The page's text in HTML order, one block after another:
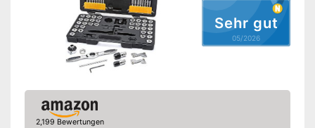
Sehr gut
05/2026
2,199 Bewertungen